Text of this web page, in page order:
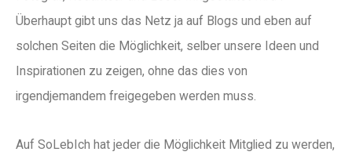
Überhaupt gibt uns das Netz ja auf Blogs und eben auf
solchen Seiten die Möglichkeit, selber unsere Ideen und
Inspirationen zu zeigen, ohne das dies von
irgendjemandem freigegeben werden muss.
Auf SoLebIch hat jeder die Möglichkeit Mitglied zu werden,